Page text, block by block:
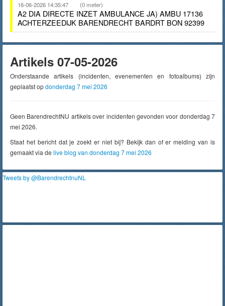
16-06-2026 14:35:47 (0 meter)
A2 DIA DIRECTE INZET AMBULANCE JA) AMBU 17136
ACHTERZEEDIJK BARENDRECHT BARDRT BON 92399
Artikels 07-05-2026
Onderstaande artikels (incidenten, evenementen en fotoalbums) zijn
geplaatst opdonderdag 7 mei 2026
Geen BarendrechtNU artikels over incidenten gevonden voor donderdag 7
mei 2026.
Staat het bericht dat je zoekt er niet bij? Bekijk dan of er melding van is
gemaakt via de live blog van donderdag 7 mei 2026
Tweets by @BarendrechtnuNL